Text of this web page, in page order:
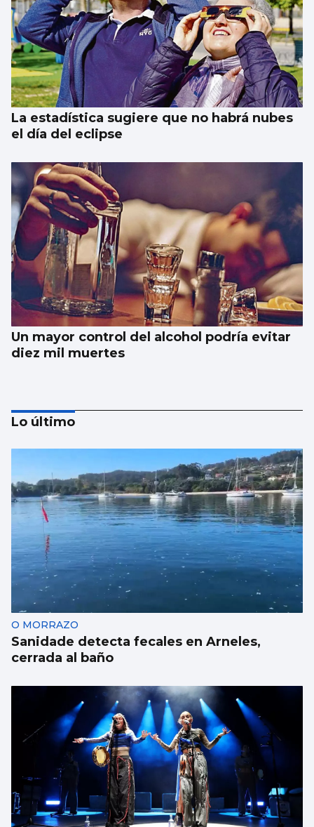
La estadística sugiere que no habrá nubes
el día del eclipse
Un mayor control del alcohol podría evitar
diez mil muertes
El Vaticano cerró el año 2025 con un
patrimonio neto de 2.686 millones
Lo último
O MORRAZO
Sanidade detecta fecales en Arneles,
cerrada al baño